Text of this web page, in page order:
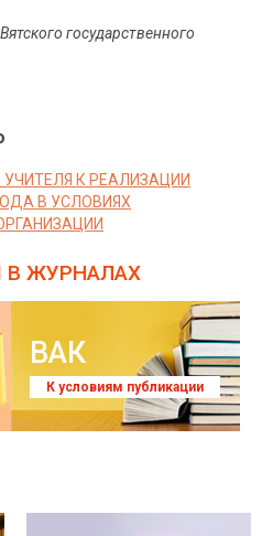
государственного
К РЕАЛИЗАЦИИ
В УСЛОВИЯХ
В ЖУРНАЛАХ
ВАК
К условиям публикации